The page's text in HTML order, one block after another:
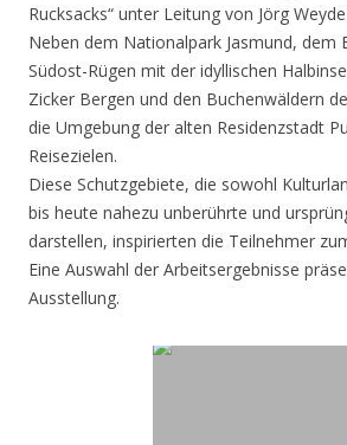
Rucksacks“ unter Leitung von Jörg
Neben dem Nationalpark Jasmund, dem
Südost-Rügen mit der idyllischen
Zicker Bergen und den Buchenwäldern
die Umgebung der alten Residenzstadt
Reisezielen.
Diese Schutzgebiete, die sowohl
bis heute nahezu unberührte und
darstellen, inspirierten die Teilnehmer
Eine Auswahl der Arbeitsergebnisse
Ausstellung.